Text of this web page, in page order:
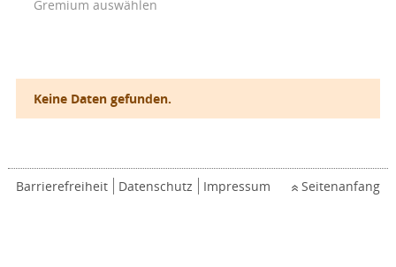
Gremium auswählen
Keine Daten gefunden.
Barrierefreiheit Datenschutz Impressum Seitenanfang